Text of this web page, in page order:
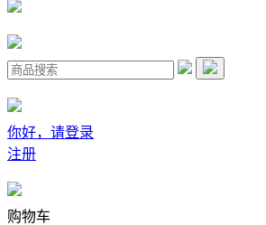
你好，请登录
注册
购物车